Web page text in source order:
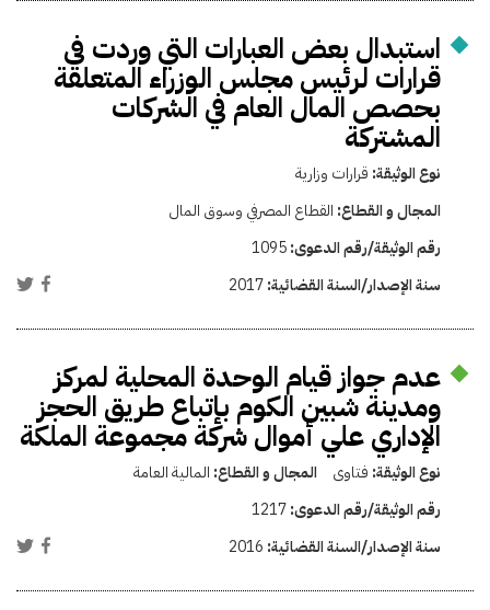
استبدال بعض العبارات التي وردت فى
قرارات لرئيس مجلس الوزراء المتعلقة
بحصص المال العام في الشركات
المشتركة
نوع الوثيقة: قرارات وزارية
المجال و القطاع: القطاع المصرفي وسوق المال
رقم الوثيقة/رقم الدعوى:1095
سنة الإصدار/السنة القضائية:2017
عدم جواز قيام الوحدة المحلية لمركز
ومدينة شبين الكوم بإتباع طريق الحجز
الإداري علي أموال شركة مجموعة الملكة
نوع الوثيقة: فتاوى المجال و القطاع: المالية العامة
رقم الوثيقة/رقم الدعوى:1217
سنة الإصدار/السنة القضائية: 2016